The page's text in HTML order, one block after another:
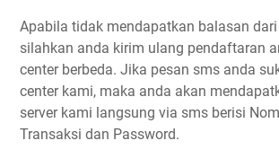
Apabila tidak mendapatkan balasan
silahkan anda kirim ulang pendaftaran
center berbeda. Jika pesan sms anda
center kami, maka anda akan
server kami langsung via sms berisi
Transaksi dan Password.